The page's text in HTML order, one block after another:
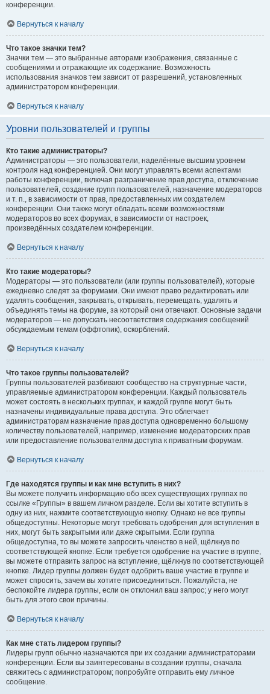
конференции.
Вернуться к началу
Что такое значки тем?
Значки тем — это выбранные авторами изображения, связанные с
сообщениями и отражающие их содержание. Возможность
использования значков тем зависит от разрешений, установленных
администратором конференции.
Вернуться к началу
Уровни пользователей и группы
Кто такие администраторы?
Администраторы — это пользователи, наделённые высшим уровнем
контроля над конференцией. Они могут управлять всеми аспектами
работы конференции, включая разграничение прав доступа, отключение
пользователей, создание групп пользователей, назначение модераторов
и т. п., в зависимости от прав, предоставленных им создателем
конференции. Они также могут обладать всеми возможностями
модераторов во всех форумах, в зависимости от настроек,
произведённых создателем конференции.
Вернуться к началу
Кто такие модераторы?
Модераторы — это пользователи (или группы пользователей), которые
ежедневно следят за форумами. Они имеют право редактировать или
удалять сообщения, закрывать, открывать, перемещать, удалять и
объединять темы на форуме, за который они отвечают. Основные задачи
модераторов — не допускать несоответствия содержания сообщений
обсуждаемым темам (оффтопик), оскорблений.
Вернуться к началу
Что такое группы пользователей?
Группы пользователей разбивают сообщество на структурные части,
управляемые администратором конференции. Каждый пользователь
может состоять в нескольких группах, и каждой группе могут быть
назначены индивидуальные права доступа. Это облегчает
администраторам назначение прав доступа одновременно большому
количеству пользователей, например, изменение модераторских прав
или предоставление пользователям доступа к приватным форумам.
Вернуться к началу
Где находятся группы и как мне вступить в них?
Вы можете получить информацию обо всех существующих группах по
ссылке «Группы» в вашем личном разделе. Если вы хотите вступить в
одну из них, нажмите соответствующую кнопку. Однако не все группы
общедоступны. Некоторые могут требовать одобрения для вступления в
них, могут быть закрытыми или даже скрытыми. Если группа
общедоступна, то вы можете запросить членство в ней, щёлкнув по
соответствующей кнопке. Если требуется одобрение на участие в группе,
вы можете отправить запрос на вступление, щёлкнув по соответствующей
кнопке. Лидер группы должен будет одобрить ваше участие в группе и
может спросить, зачем вы хотите присоединиться. Пожалуйста, не
беспокойте лидера группы, если он отклонил ваш запрос; у него могут
быть для этого свои причины.
Вернуться к началу
Как мне стать лидером группы?
Лидеры групп обычно назначаются при их создании администраторами
конференции. Если вы заинтересованы в создании группы, сначала
свяжитесь с администратором; попробуйте отправить ему личное
сообщение.